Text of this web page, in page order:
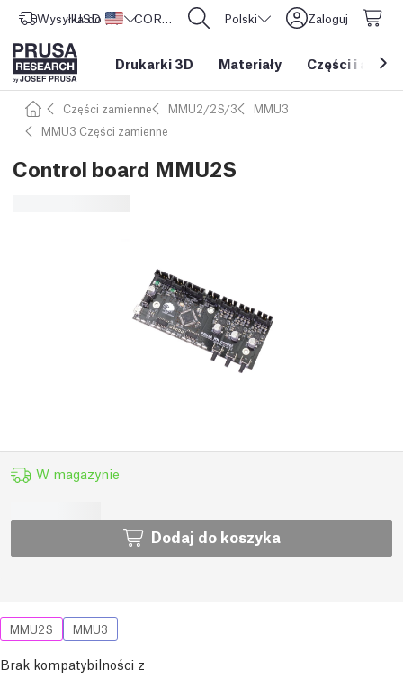
Wysyłka do Stany Zjednoczone
USD ($) CORE One L: Już w sprzedaży! Polski Zaloguj
Drukarki 3D Materiały Części i
Części zamienne MMU2/2S/3
MMU3
MMU3 Części zamienne
Control board MMU2S
W magazynie
Dodaj do koszyka
MMU2S MMU3
Brak kompatybilności z